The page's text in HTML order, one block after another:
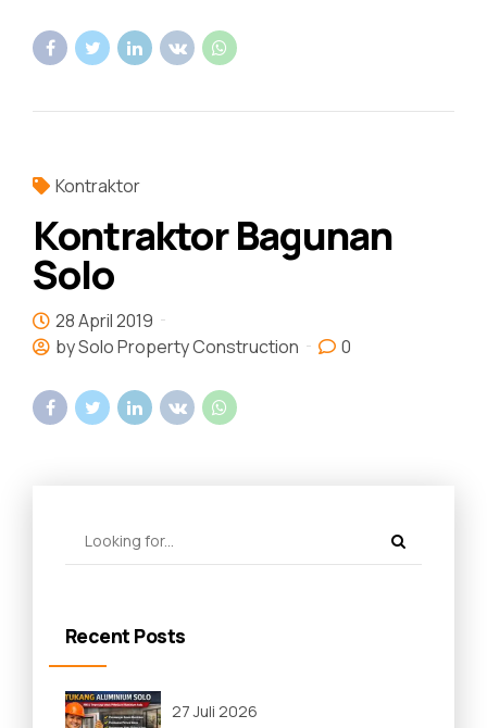
Kontraktor
Kontraktor Bagunan
Solo
28 April 2019
by Solo Property Construction
0
Recent Posts
27 Juli 2026